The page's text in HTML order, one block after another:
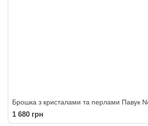
Брошка з кристалами та перлами Павук
1 680 грн